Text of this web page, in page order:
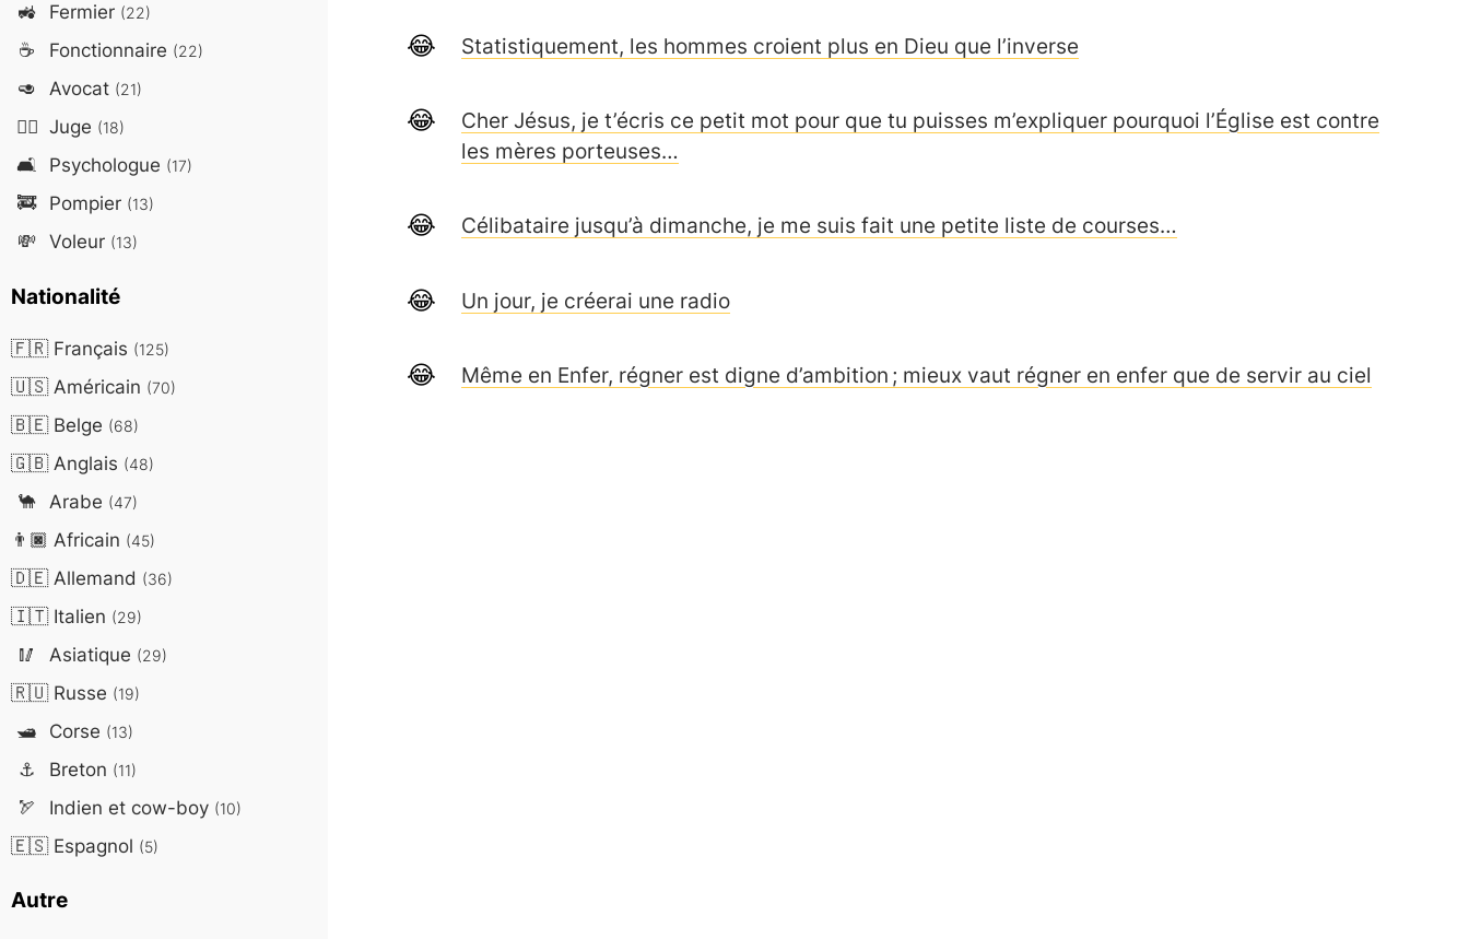
Statistiquement, les hommes croient plus en Dieu que l’inverse
Cher Jésus, je t’écris ce petit mot pour que tu puisses m’expliquer pourquoi l’Église est contre
les mères porteuses…
Célibataire jusqu’à dimanche, je me suis fait une petite liste de courses…
Un jour, je créerai une radio
Même en Enfer, régner est digne d’ambition ; mieux vaut régner en enfer que de servir au ciel
🚜 Fermier (22)
☕ Fonctionnaire (22)
🥑 Avocat (21)
👨‍⚖️ Juge (18)
🛋️ Psychologue (17)
🚒 Pompier (13)
💸 Voleur (13)
Nationalité
🇫🇷Français (125)
🇺🇸Américain (70)
🇧🇪Belge (68)
🇬🇧Anglais (48)
🐪 Arabe (47)
👨🏿 Africain (45)
🇩🇪Allemand (36)
🇮🇹Italien (29)
🥢 Asiatique (29)
🇷🇺Russe (19)
🛥️ Corse (13)
⚓ Breton (11)
🏹 Indien et cow-boy (10)
🇪🇸Espagnol (5)
Autre